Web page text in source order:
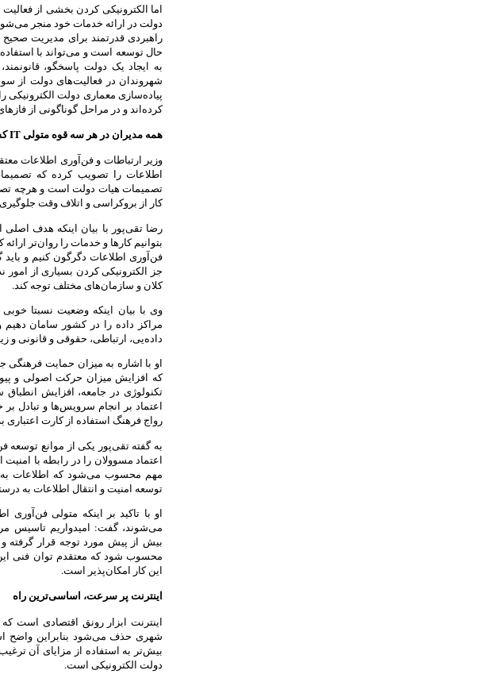
اما الکترونیکی کردن بخشی از
دولت در ارائه خدمات خود منجر
راهبردی قدرتمند برای مدیریت
حال توسعه است و می‌تواند با
به ایجاد یک دولت پاسخگو،
شهروندان در فعالیت‌های دولت از
پیاده‌سازی معماری دولت الکترونیکی
کرده‌اند و در مراحل گوناگونی از
همه مدیران در هر سه قوه متولی IT کشور
وزیر ارتباطات و فن‌آوری اطلاعات
اطلاعات را تصویب کرده که
تصمیمات هیات دولت است و هرچه
کار از بروکراسی و اتلاف وقت
رضا تقی‌پور با بیان اینکه هدف
بتوانیم کارها و خدمات را روان‌تر
فن‌آوری اطلاعات دگرگون کنیم و
جز الکترونیکی کردن بسیاری از
کلان و سازمان‌های مختلف توجه کند.
وی با بیان اینکه وضعیت نسبتا
مراکز داده را در کشور سامان
داده‌یی، ارتباطی، حقوقی و قانونی
او با اشاره به میزان حمایت فرهنگی
که افزایش میزان حرکت اصولی و
تکنولوژی در جامعه، افزایش
اعتماد بر انجام سرویس‌ها و تبادل
رواج فرهنگ استفاده از کارت
به گفته تقی‌پور یکی از موانع توسعه
اعتماد مسوولان را در رابطه با
مهم محسوب می‌شود که اطلاعات
توسعه امنیت و انتقال اطلاعات به
او با تاکید بر اینکه متولی
می‌شوند، گفت: امیدواریم تاسیس
بیش از پیش مورد توجه قرار گرفته
محسوب شود که معتقدم توان فنی
این کار امکان‌پذیر است.
اینترنت پر سرعت، اساسی‌ترین راه
اینترنت ابزار رونق اقتصادی است
شهری حذف می‌شود بنابراین واضح
بیش‌تر به استفاده از مزایای آن
دولت الکترونیکی است.